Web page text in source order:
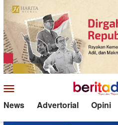
Loncat
ke
konten
Mobile
News Advertorial Opini